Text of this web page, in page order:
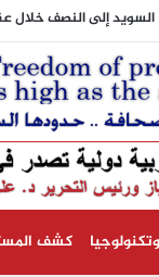
إلى النصف خلال
كشف